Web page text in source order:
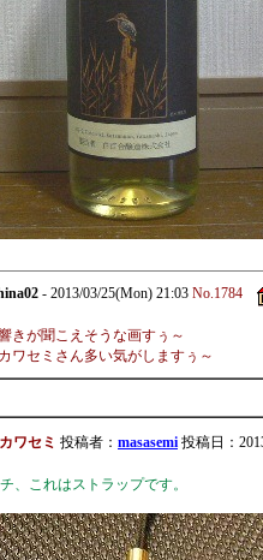
- 2013/03/25(Mon) 21:03 No.1784
きが聞こえそうな画すぅ～
ワセミさん多い気がしますぅ～
ワセミ 投稿者： masasemi 投稿日：
、これはストラップです。